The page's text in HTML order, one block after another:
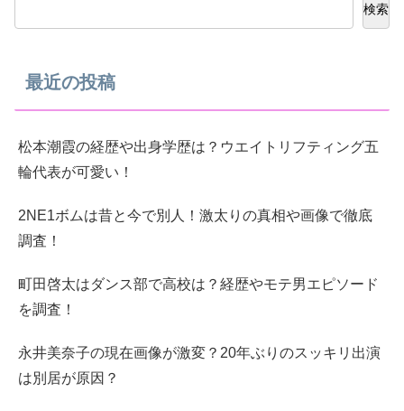
検索
最近の投稿
松本潮霞の経歴や出身学歴は？ウエイトリフティング五
輪代表が可愛い！
2NE1ボムは昔と今で別人！激太りの真相や画像で徹底
調査！
町田啓太はダンス部で高校は？経歴やモテ男エピソード
を調査！
永井美奈子の現在画像が激変？20年ぶりのスッキリ出演
は別居が原因？